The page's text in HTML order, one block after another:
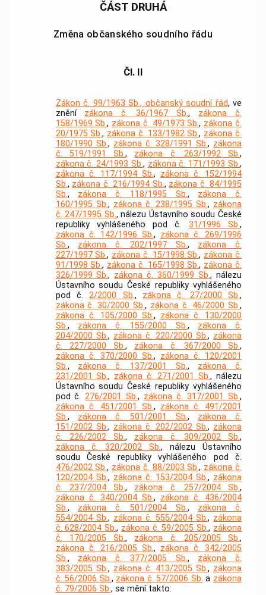
ČÁST DRUHÁ
Změna občanského soudního řádu
Čl. II
Zákon č. 99/1963 Sb., občanský soudní řád, ve
znění zákona č. 36/1967 Sb., zákona č.
158/1969 Sb., zákona č. 49/1973 Sb., zákona č.
20/1975 Sb., zákona č. 133/1982 Sb., zákona č.
180/1990 Sb., zákona č. 328/1991 Sb., zákona
č. 519/1991 Sb., zákona č. 263/1992 Sb.,
zákona č. 24/1993 Sb., zákona č. 171/1993 Sb.,
zákona č. 117/1994 Sb., zákona č. 152/1994
Sb., zákona č. 216/1994 Sb., zákona č. 84/1995
Sb., zákona č. 118/1995 Sb., zákona č.
160/1995 Sb., zákona č. 238/1995 Sb., zákona
č. 247/1995 Sb., nálezu Ústavního soudu České
republiky vyhlášeného pod č. 31/1996 Sb.,
zákona č. 142/1996 Sb., zákona č. 269/1996
Sb., zákona č. 202/1997 Sb., zákona č.
227/1997 Sb., zákona č. 15/1998 Sb., zákona č.
91/1998 Sb., zákona č. 165/1998 Sb., zákona č.
326/1999 Sb., zákona č. 360/1999 Sb., nálezu
Ústavního soudu České republiky vyhlášeného
pod č.2/2000 Sb., zákona č. 27/2000 Sb.,
zákona č. 30/2000 Sb., zákona č. 46/2000 Sb.,
zákona č. 105/2000 Sb., zákona č. 130/2000
Sb., zákona č. 155/2000 Sb., zákona č.
204/2000 Sb., zákona č. 220/2000 Sb., zákona
č. 227/2000 Sb., zákona č. 367/2000 Sb.,
zákona č. 370/2000 Sb., zákona č. 120/2001
Sb., zákona č. 137/2001 Sb., zákona č.
231/2001 Sb., zákona č. 271/2001 Sb., nálezu
Ústavního soudu České republiky vyhlášeného
pod č.276/2001 Sb., zákona č. 317/2001 Sb.,
zákona č. 451/2001 Sb., zákona č. 491/2001
Sb., zákona č. 501/2001 Sb., zákona č.
151/2002 Sb., zákona č. 202/2002 Sb., zákona
č. 226/2002 Sb., zákona č. 309/2002 Sb.,
zákona č. 320/2002 Sb., nálezu Ústavního
soudu České republiky vyhlášeného pod č.
476/2002 Sb., zákona č. 88/2003 Sb., zákona č.
120/2004 Sb., zákona č. 153/2004 Sb., zákona
č. 237/2004 Sb., zákona č. 257/2004 Sb.,
zákona č. 340/2004 Sb., zákona č. 436/2004
Sb., zákona č. 501/2004 Sb., zákona č.
554/2004 Sb., zákona č. 555/2004 Sb., zákona
č. 628/2004 Sb., zákona č. 59/2005 Sb., zákona
č. 170/2005 Sb., zákona č. 205/2005 Sb.,
zákona č. 216/2005 Sb., zákona č. 342/2005
Sb., zákona č. 377/2005 Sb., zákona č.
383/2005 Sb., zákona č. 413/2005 Sb., zákona
č. 56/2006 Sb., zákona č. 57/2006 Sb. a zákona
č. 79/2006 Sb., se mění takto: